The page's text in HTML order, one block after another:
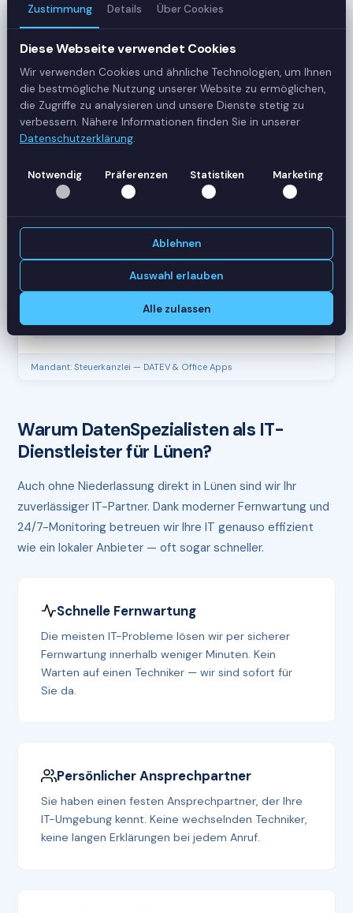
3
42
Sessions
SERVER-AUSLASTUNG
RDS-SRV01
18 Sessions
RAM
78%
RDS-SRV02
14 Sessions
RAM
61%
Mandant: Steuerkanzlei — DATEV & Office Apps
Warum DatenSpezialisten als IT-
Dienstleister für Lünen?
Auch ohne Niederlassung direkt in Lünen sind wir Ihr
zuverlässiger IT-Partner. Dank moderner Fernwartung und
24/7-Monitoring betreuen wir Ihre IT genauso effizient
wie ein lokaler Anbieter — oft sogar schneller.
Schnelle Fernwartung
Die meisten IT-Probleme lösen wir per sicherer
Fernwartung innerhalb weniger Minuten. Kein
Warten auf einen Techniker — wir sind sofort für
Sie da.
Persönlicher Ansprechpartner
Sie haben einen festen Ansprechpartner, der Ihre
IT-Umgebung kennt. Keine wechselnden Techniker,
keine langen Erklärungen bei jedem Anruf.
Zustimmung Details Über Cookies
Diese Webseite verwendet Cookies
Wir verwenden Cookies und ähnliche Technologien, um Ihnen
die bestmögliche Nutzung unserer Website zu ermöglichen,
die Zugriffe zu analysieren und unsere Dienste stetig zu
verbessern. Nähere Informationen finden Sie in unserer
Datenschutzerklärung.
Notwendig Präferenzen Statistiken Marketing
Ablehnen
Auswahl erlauben
Alle zulassen